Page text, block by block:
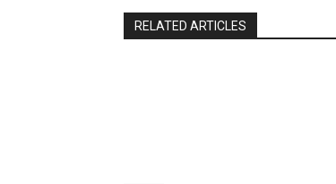
RELATED ARTICLES